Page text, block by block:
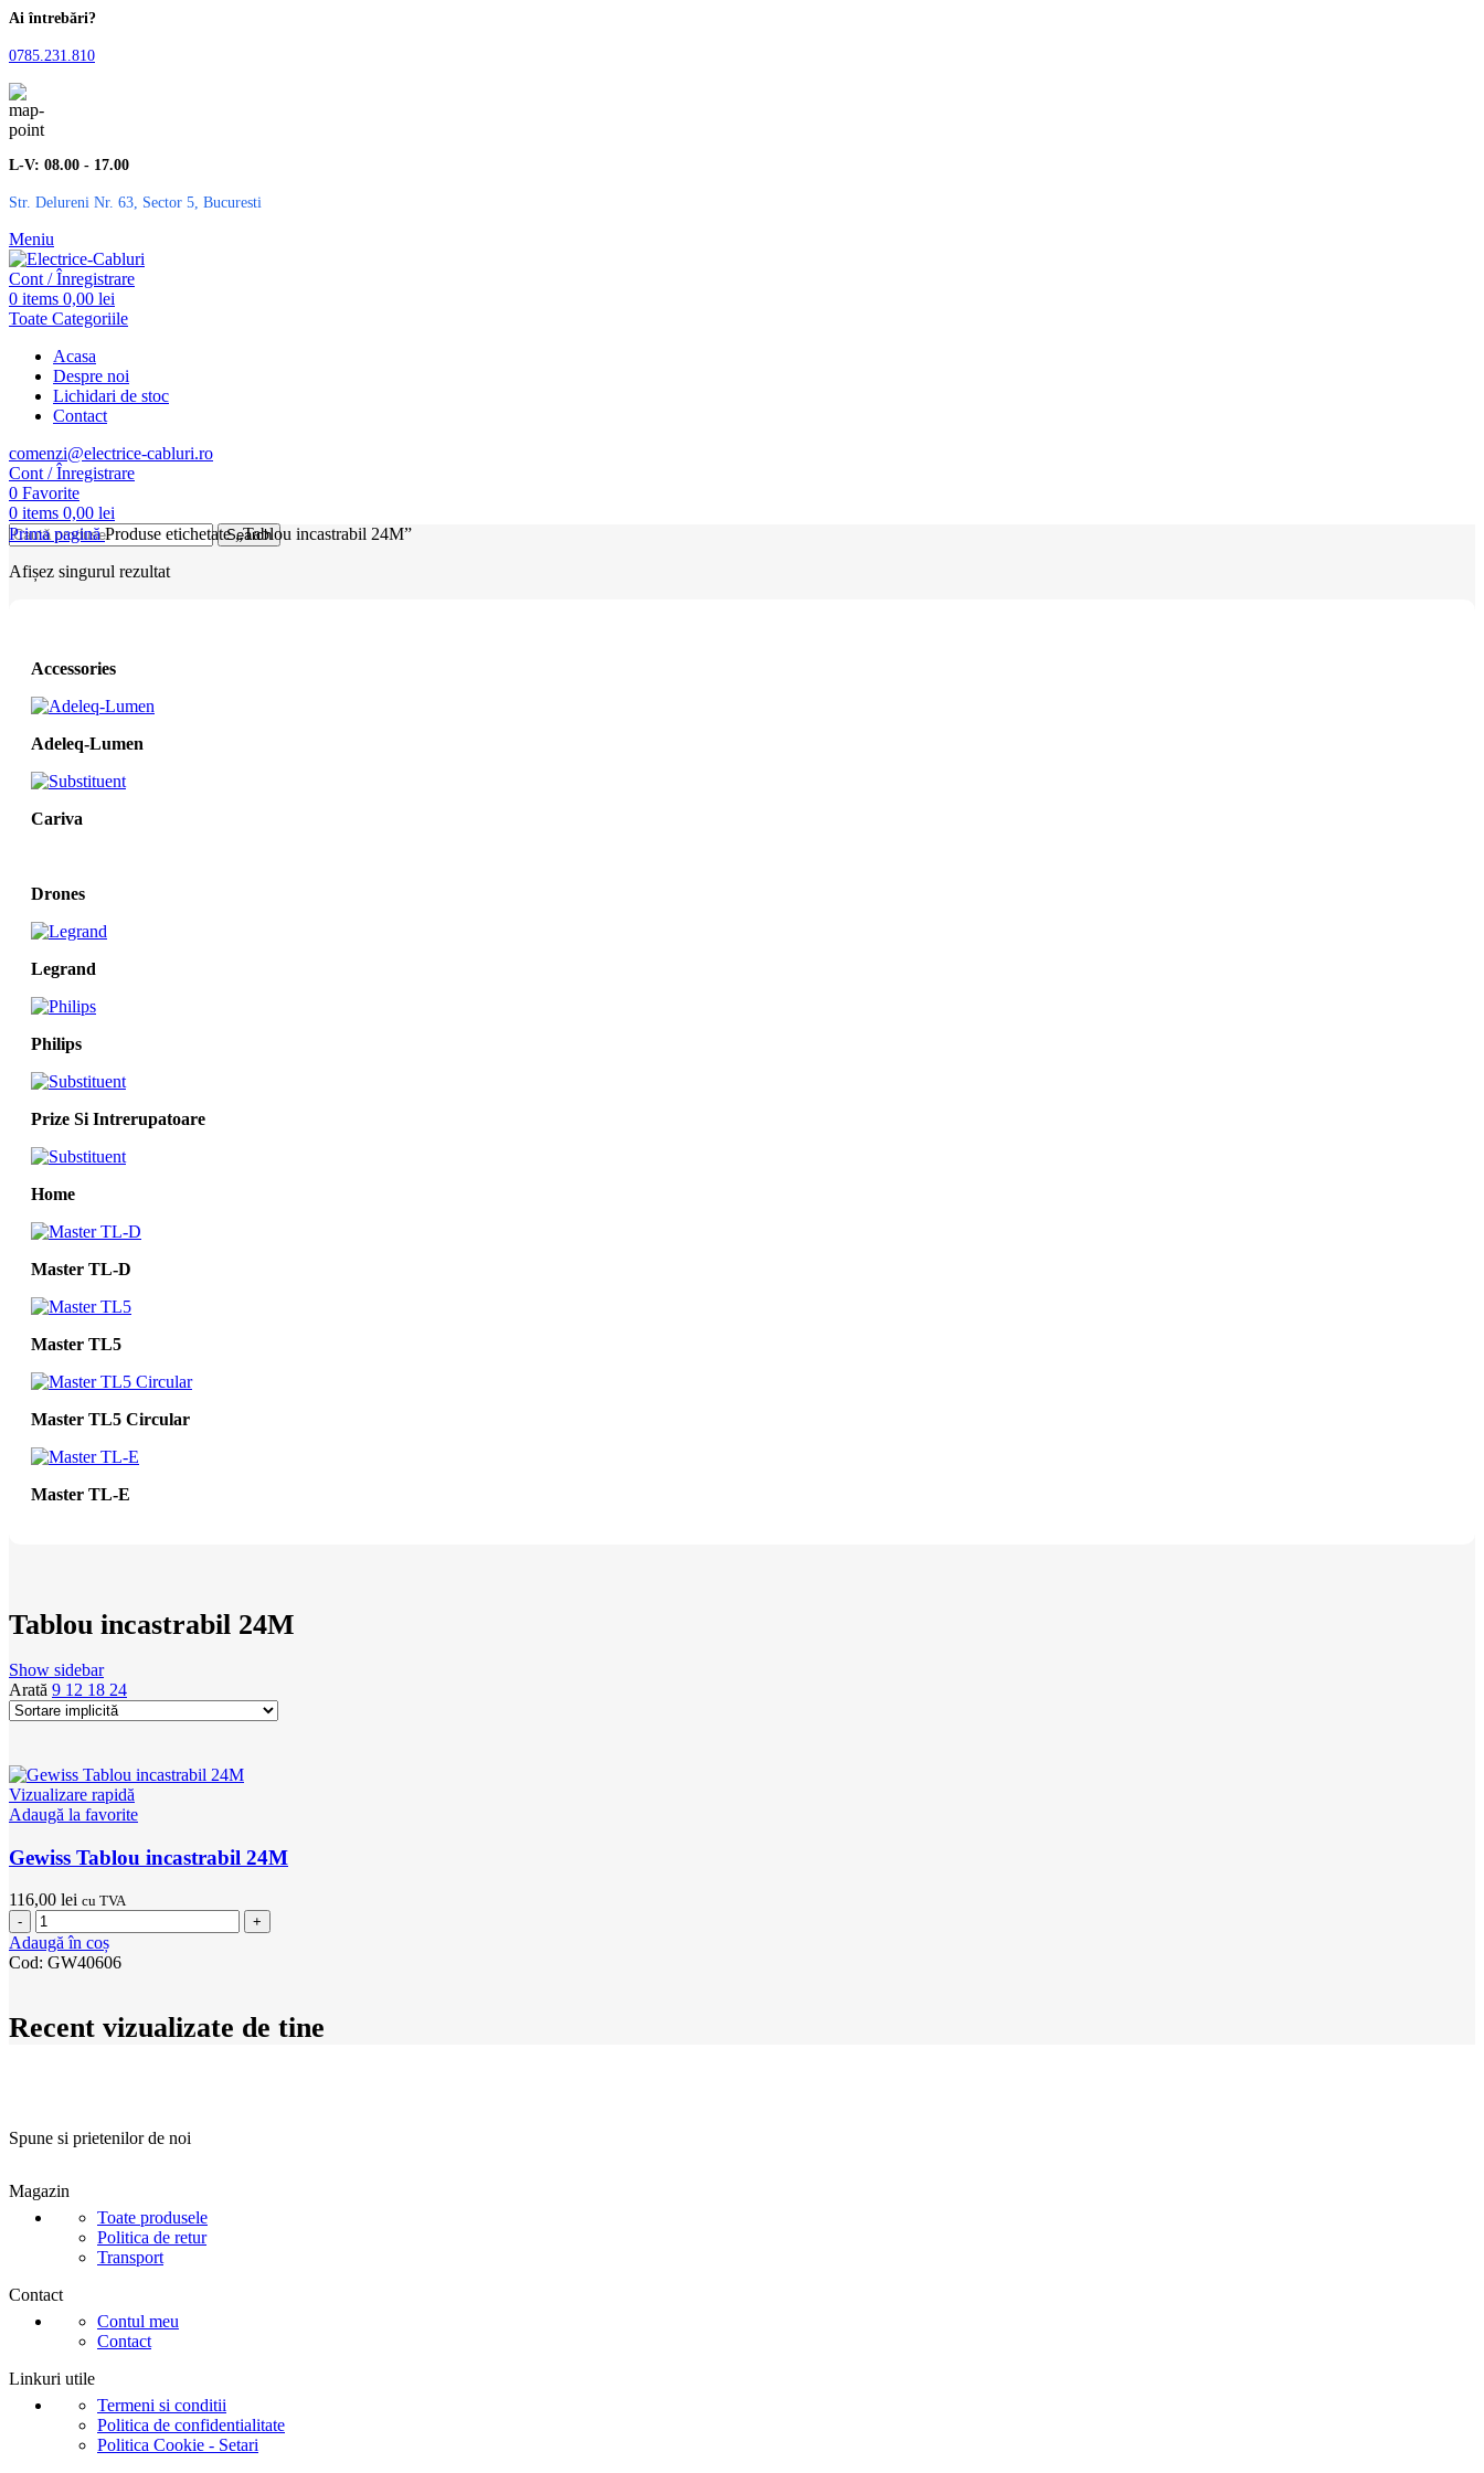
Ai întrebări?
0785.231.810
L-V: 08.00 - 17.00
Str. Delureni Nr. 63, Sector 5, Bucuresti
Meniu
Cont / Înregistrare
0 items 0,00 lei
Toate Categoriile
Acasa
Despre noi
Lichidari de stoc
Contact
comenzi@electrice-cabluri.ro
Cont / Înregistrare
0 Favorite
0 items 0,00 lei
Search
Prima paginăProduse etichetate „Tablou incastrabil 24M”
Afișez singurul rezultat
Accessories
Adeleq-Lumen
Cariva
Drones
Legrand
Philips
Prize Si Intrerupatoare
Home
Master TL-D
Master TL5
Master TL5 Circular
Master TL-E
Tablou incastrabil 24M
Show sidebar
Arată 9 12 18 24
Vizualizare rapidă
Adaugă la favorite
Gewiss Tablou incastrabil 24M
116,00 lei cu TVA
Cantitate
Gewiss
Tablou
Adaugă în coș
Cod: GW40606
Recent vizualizate de tine
Spune si prietenilor de noi
Magazin
Toate produsele
Politica de retur
Transport
Contact
Contul meu
Contact
Linkuri utile
Termeni si conditii
Politica de confidentialitate
Politica Cookie - Setari